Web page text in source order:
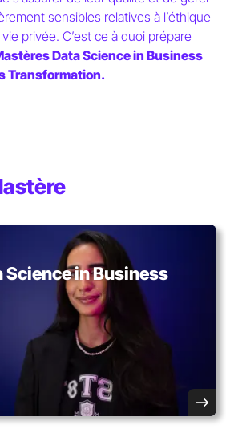
sensibles relatives à l’éthique
privée. C’est ce à quoi prépare
Data Science in Business
Transformation.
Science in Business